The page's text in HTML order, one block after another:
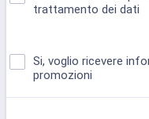
trattamento dei dati
Si, voglio ricevere
promozioni